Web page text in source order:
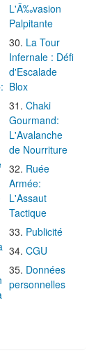
L'Ã‰vasion
Palpitante
La Tour
Infernale : Défi
d'Escalade
Blox
Chaki
Gourmand:
L'Avalanche
de Nourriture
Ruée
Armée:
L'Assaut
Tactique
Publicité
CGU
Données
personnelles